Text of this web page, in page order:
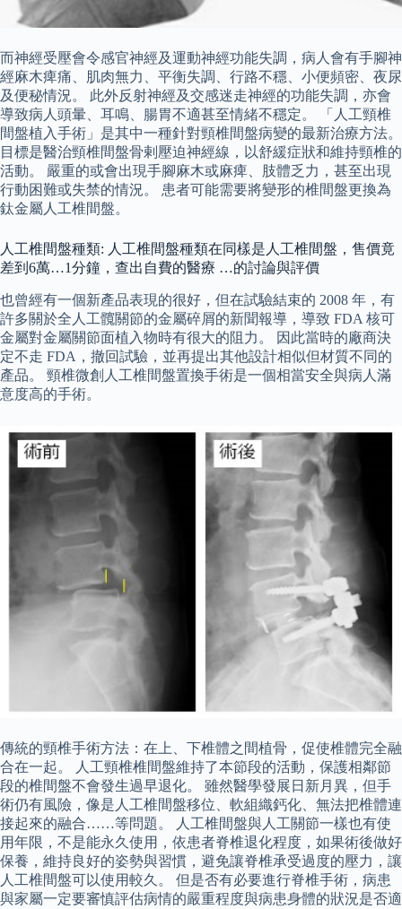
而神經受壓會令感官神經及運動神經功能失調，病人會有手腳神
經麻木痺痛、肌肉無力、平衡失調、行路不穩、小便頻密、夜尿
及便秘情況。 此外反射神經及交感迷走神經的功能失調，亦會
導致病人頭暈、耳鳴、腸胃不適甚至情緒不穩定。 「人工頸椎
間盤植入手術」是其中一種針對頸椎間盤病變的最新治療方法。
目標是醫治頸椎間盤骨剌壓迫神經線，以舒緩症狀和維持頸椎的
活動。 嚴重的或會出現手腳麻木或麻痺、肢體乏力，甚至出現
行動困難或失禁的情況。 患者可能需要將變形的椎間盤更換為
鈦金屬人工椎間盤。
人工椎間盤種類: 人工椎間盤種類在同樣是人工椎間盤，售價竟
差到6萬…1分鐘，查出自費的醫療 …的討論與評價
也曾經有一個新產品表現的很好，但在試驗結束的 2008 年，有
許多關於全人工髖關節的金屬碎屑的新聞報導，導致 FDA 核可
金屬對金屬關節面植入物時有很大的阻力。 因此當時的廠商決
定不走 FDA，撤回試驗，並再提出其他設計相似但材質不同的
產品。 頸椎微創人工椎間盤置換手術是一個相當安全與病人滿
意度高的手術。
傳統的頸椎手術方法：在上、下椎體之間植骨，促使椎體完全融
合在一起。 人工頸椎椎間盤維持了本節段的活動，保護相鄰節
段的椎間盤不會發生過早退化。 雖然醫學發展日新月異，但手
術仍有風險，像是人工椎間盤移位、軟組織鈣化、無法把椎體連
接起來的融合……等問題。 人工椎間盤與人工關節一樣也有使
用年限，不是能永久使用，依患者脊椎退化程度，如果術後做好
保養，維持良好的姿勢與習慣，避免讓脊椎承受過度的壓力，讓
人工椎間盤可以使用較久。 但是否有必要進行脊椎手術，病患
與家屬一定要審慎評估病情的嚴重程度與病患身體的狀況是否適